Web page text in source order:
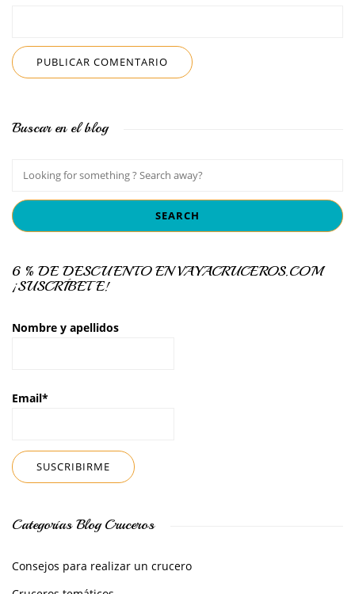
Buscar en el blog
6 % DE DESCUENTO EN VAYACRUCEROS.COM
¡SUSCRÍBETE!
Nombre y apellidos
Email*
Categorías Blog Cruceros
Consejos para realizar un crucero